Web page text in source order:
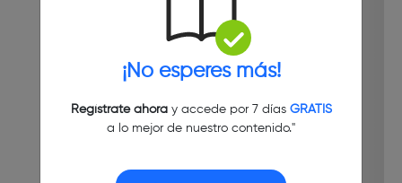
¡No esperes más!
Regístrate ahoray accede por 7 días GRATIS
a lo mejor de nuestro contenido."